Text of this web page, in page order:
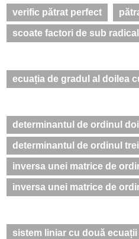
verific pătrat perfect
scoate factori de sub radical
ecuația de gradul al doilea
determinantul de ordinul doi
determinantul de ordinul trei
inversa unei matrice de
inversa unei matrice de
sistem liniar cu două